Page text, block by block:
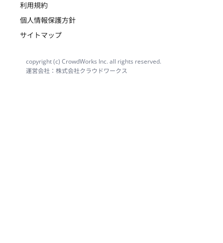
利用規約
個人情報保護方針
サイトマップ
copyright (c) CrowdWorks Inc. all rights reserved.
運営会社：株式会社クラウドワークス